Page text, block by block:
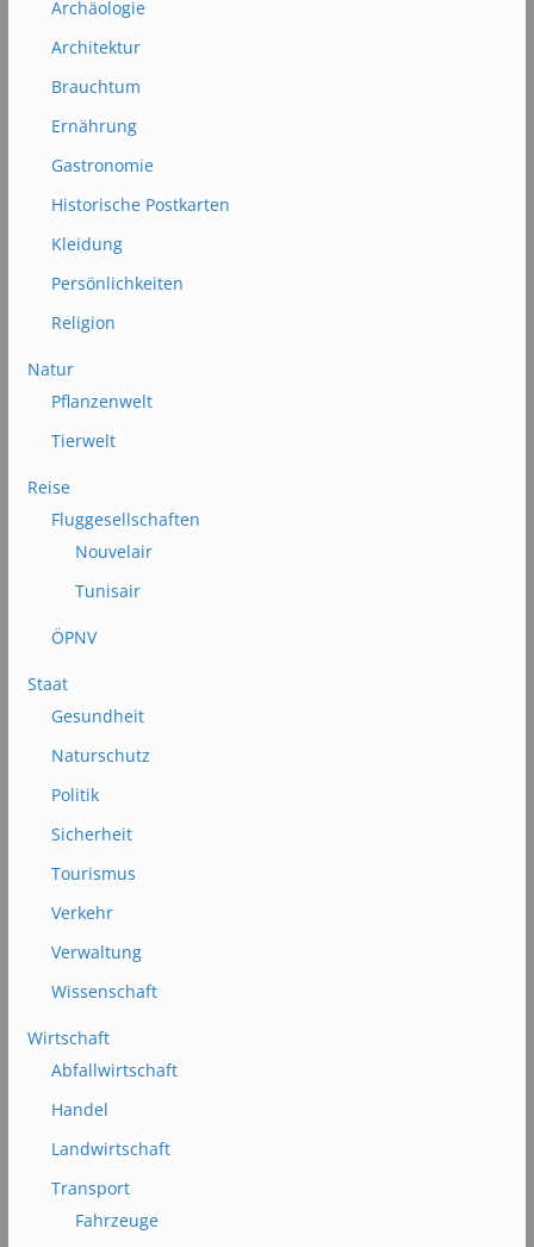
Archäologie
Architektur
Brauchtum
Ernährung
Gastronomie
Historische Postkarten
Kleidung
Persönlichkeiten
Religion
Natur
Pflanzenwelt
Tierwelt
Reise
Fluggesellschaften
Nouvelair
Tunisair
ÖPNV
Staat
Gesundheit
Naturschutz
Politik
Sicherheit
Tourismus
Verkehr
Verwaltung
Wissenschaft
Wirtschaft
Abfallwirtschaft
Handel
Landwirtschaft
Transport
Fahrzeuge